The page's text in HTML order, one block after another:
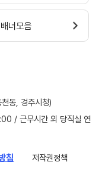
너모음
동, 경주시청)
근무시간 외 당직실 연
침
저작권정책